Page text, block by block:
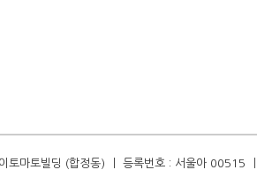
토마토빌딩 (합정동) ㅣ 등록번호 : 서울아 00515